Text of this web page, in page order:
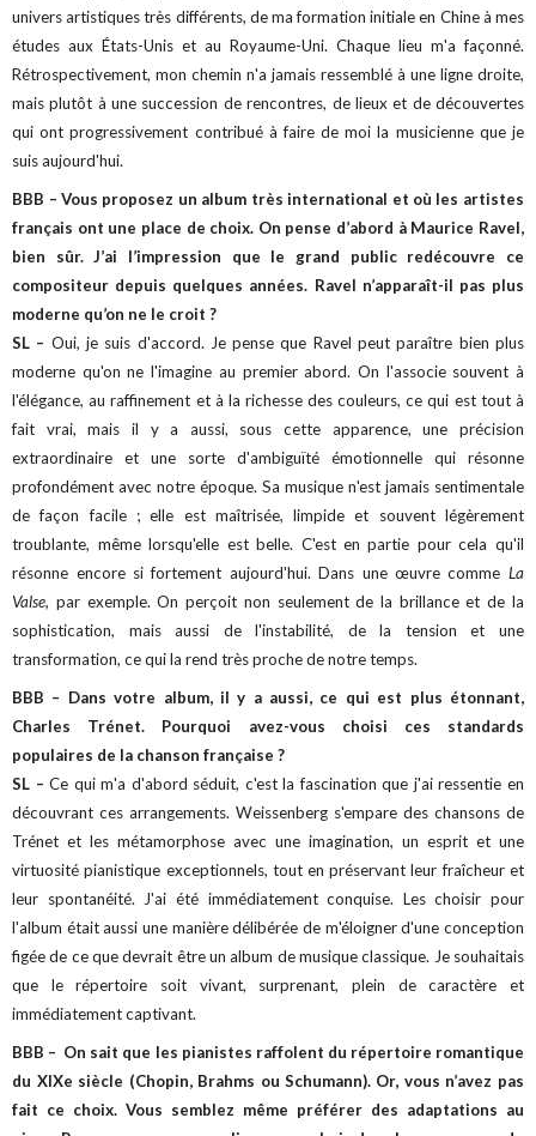
univers artistiques très différents, de ma formation initiale en Chine à mes
études aux États-Unis et au Royaume-Uni. Chaque lieu m'a façonné.
Rétrospectivement, mon chemin n'a jamais ressemblé à une ligne droite,
mais plutôt à une succession de rencontres, de lieux et de découvertes
qui ont progressivement contribué à faire de moi la musicienne que je
suis aujourd'hui.
BBB – Vous proposez un album très international et où les artistes
français ont une place de choix. On pense d’abord à Maurice Ravel,
bien sûr. J’ai l’impression que le grand public redécouvre ce
compositeur depuis quelques années. Ravel n’apparaît-il pas plus
moderne qu’on ne le croit ?
SL – Oui, je suis d'accord. Je pense que Ravel peut paraître bien plus
moderne qu'on ne l'imagine au premier abord. On l'associe souvent à
l'élégance, au raffinement et à la richesse des couleurs, ce qui est tout à
fait vrai, mais il y a aussi, sous cette apparence, une précision
extraordinaire et une sorte d'ambiguïté émotionnelle qui résonne
profondément avec notre époque. Sa musique n'est jamais sentimentale
de façon facile ; elle est maîtrisée, limpide et souvent légèrement
troublante, même lorsqu'elle est belle. C'est en partie pour cela qu'il
résonne encore si fortement aujourd'hui. Dans une œuvre comme La
Valse, par exemple. On perçoit non seulement de la brillance et de la
sophistication, mais aussi de l'instabilité, de la tension et une
transformation, ce qui la rend très proche de notre temps.
BBB – Dans votre album, il y a aussi, ce qui est plus étonnant,
Charles Trénet. Pourquoi avez-vous choisi ces standards
populaires de la chanson française ?
SL –Ce qui m'a d'abord séduit, c'est la fascination que j'ai ressentie en
découvrant ces arrangements. Weissenberg s'empare des chansons de
Trénet et les métamorphose avec une imagination, un esprit et une
virtuosité pianistique exceptionnels, tout en préservant leur fraîcheur et
leur spontanéité. J'ai été immédiatement conquise. Les choisir pour
l'album était aussi une manière délibérée de m'éloigner d'une conception
figée de ce que devrait être un album de musique classique. Je souhaitais
que le répertoire soit vivant, surprenant, plein de caractère et
immédiatement captivant.
BBB – On sait que les pianistes raffolent du répertoire romantique
du XIXe siècle (Chopin, Brahms ou Schumann). Or, vous n’avez pas
fait ce choix. Vous semblez même préférer des adaptations au